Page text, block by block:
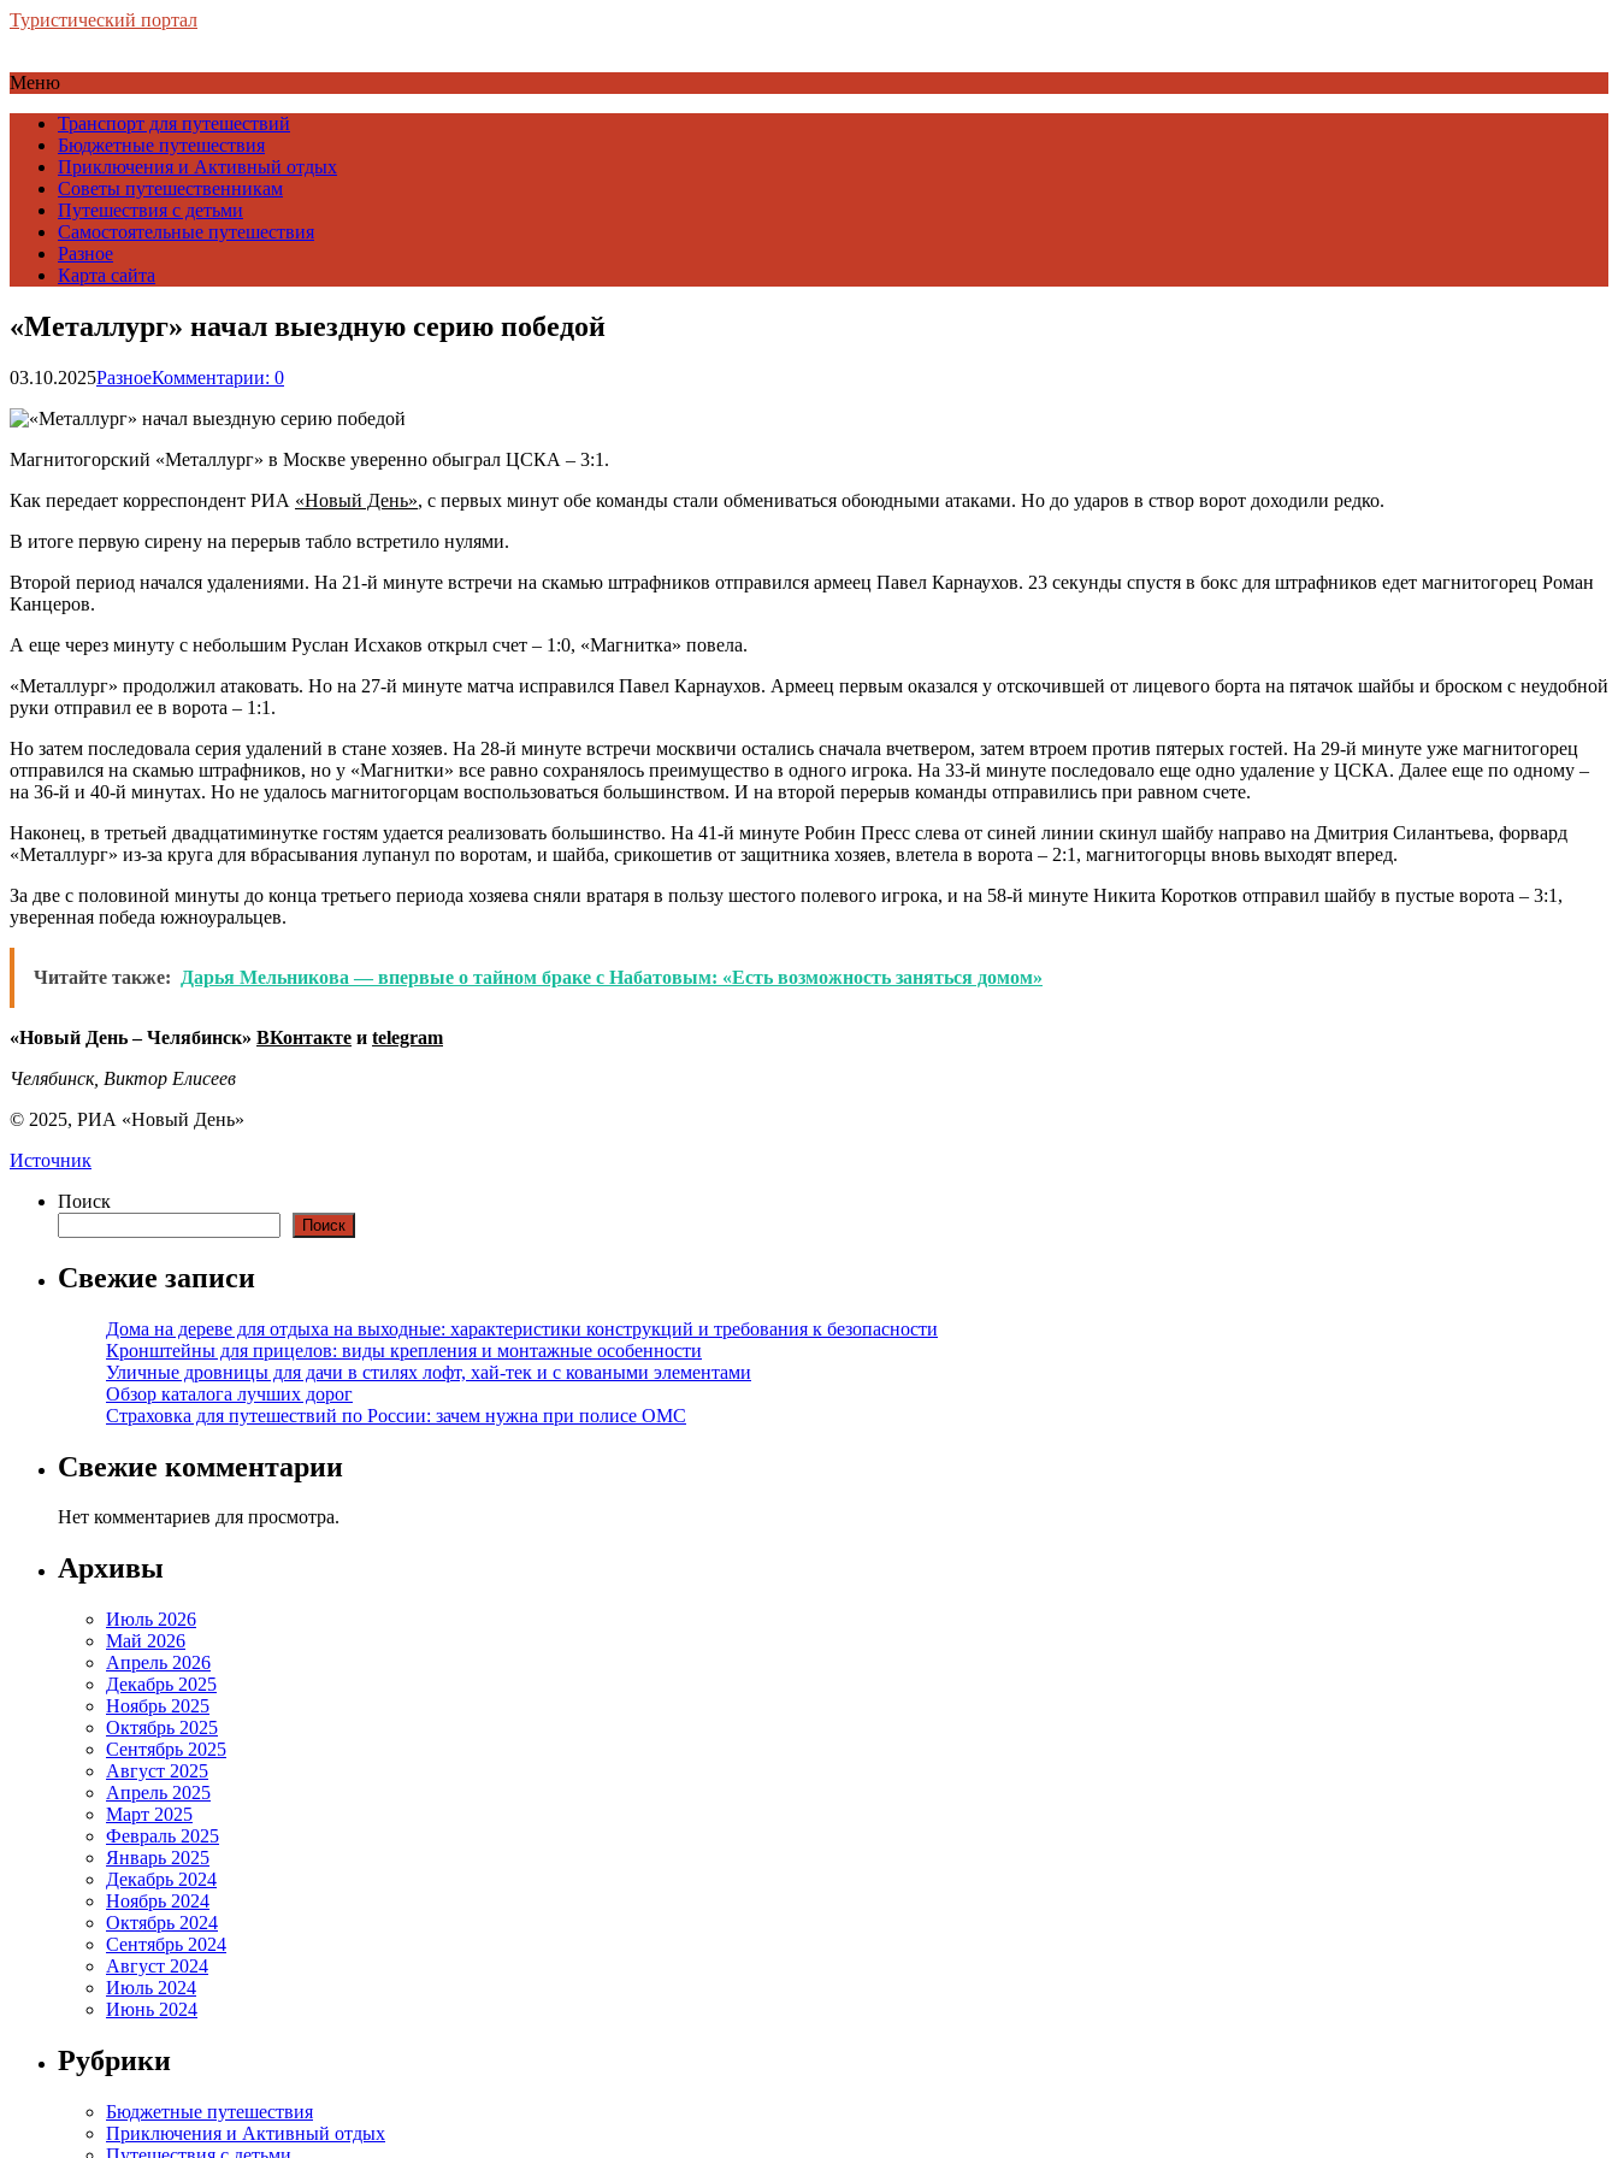
Туристический портал
Меню
Транспорт для путешествий
Бюджетные путешествия
Приключения и Активный отдых
Советы путешественникам
Путешествия с детьми
Самостоятельные путешествия
Разное
Карта сайта
«Металлург» начал выездную серию победой
03.10.2025РазноеКомментарии: 0
Магнитогорский «Металлург» в Москве уверенно обыграл ЦСКА – 3:1.
Как передает корреспондент РИА «Новый День», с первых минут обе команды стали обмениваться обоюдными атаками. Но до ударов в створ ворот доходили редко.
В итоге первую сирену на перерыв табло встретило нулями.
Второй период начался удалениями. На 21-й минуте встречи на скамью штрафников отправился армеец Павел Карнаухов. 23 секунды спустя в бокс для штрафников едет магнитогорец Роман
Канцеров.
А еще через минуту с небольшим Руслан Исхаков открыл счет – 1:0, «Магнитка» повела.
«Металлург» продолжил атаковать. Но на 27-й минуте матча исправился Павел Карнаухов. Армеец первым оказался у отскочившей от лицевого борта на пятачок шайбы и броском с неудобной
руки отправил ее в ворота – 1:1.
Но затем последовала серия удалений в стане хозяев. На 28-й минуте встречи москвичи остались сначала вчетвером, затем втроем против пятерых гостей. На 29-й минуте уже магнитогорец
отправился на скамью штрафников, но у «Магнитки» все равно сохранялось преимущество в одного игрока. На 33-й минуте последовало еще одно удаление у ЦСКА. Далее еще по одному –
на 36-й и 40-й минутах. Но не удалось магнитогорцам воспользоваться большинством. И на второй перерыв команды отправились при равном счете.
Наконец, в третьей двадцатиминутке гостям удается реализовать большинство. На 41-й минуте Робин Пресс слева от синей линии скинул шайбу направо на Дмитрия Силантьева, форвард
«Металлург» из-за круга для вбрасывания лупанул по воротам, и шайба, срикошетив от защитника хозяев, влетела в ворота – 2:1, магнитогорцы вновь выходят вперед.
За две с половиной минуты до конца третьего периода хозяева сняли вратаря в пользу шестого полевого игрока, и на 58-й минуте Никита Коротков отправил шайбу в пустые ворота – 3:1,
уверенная победа южноуральцев.
Читайте также: Дарья Мельникова — впервые о тайном браке с Набатовым: «Есть возможность заняться домом»
«Новый День – Челябинск» ВКонтакте и telegram
Челябинск, Виктор Елисеев
© 2025, РИА «Новый День»
Источник
Поиск
Поиск
Свежие записи
Дома на дереве для отдыха на выходные: характеристики конструкций и требования к безопасности
Кронштейны для прицелов: виды крепления и монтажные особенности
Уличные дровницы для дачи в стилях лофт, хай-тек и с коваными элементами
Обзор каталога лучших дорог
Страховка для путешествий по России: зачем нужна при полисе ОМС
Свежие комментарии
Нет комментариев для просмотра.
Архивы
Июль 2026
Май 2026
Апрель 2026
Декабрь 2025
Ноябрь 2025
Октябрь 2025
Сентябрь 2025
Август 2025
Апрель 2025
Март 2025
Февраль 2025
Январь 2025
Декабрь 2024
Ноябрь 2024
Октябрь 2024
Сентябрь 2024
Август 2024
Июль 2024
Июнь 2024
Рубрики
Бюджетные путешествия
Приключения и Активный отдых